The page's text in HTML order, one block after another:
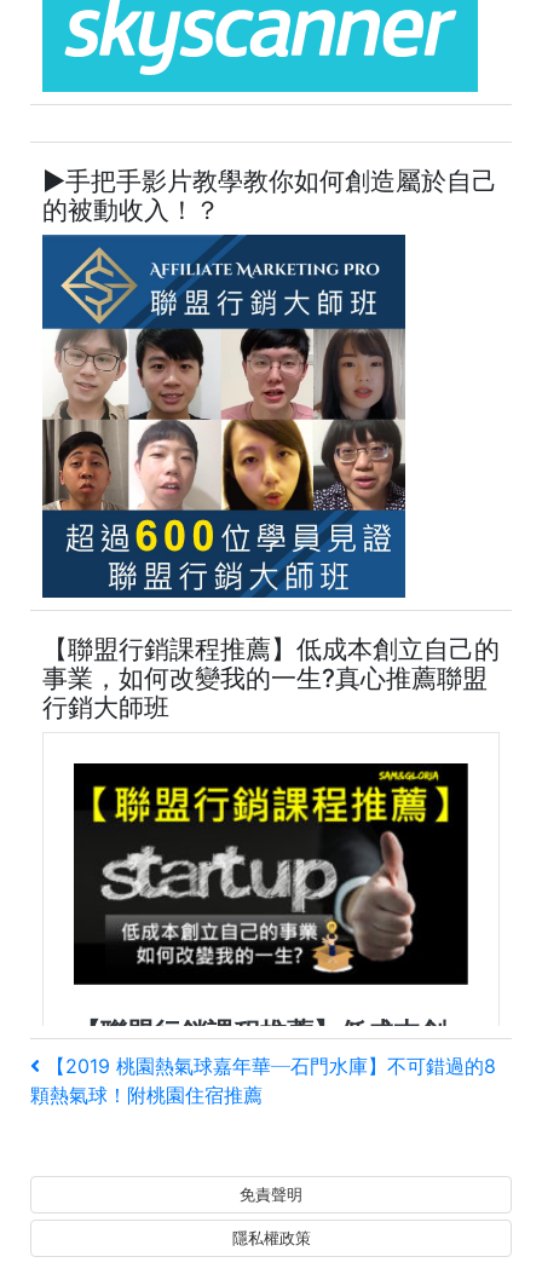
►手把手影片教學教你如何創造屬於自己
的被動收入！？
【聯盟行銷課程推薦】低成本創立自己的
事業，如何改變我的一生?真心推薦聯盟
行銷大師班
文
章
導
覽
上
一
章
【2019 桃園熱氣球嘉年華─石門水庫】不可錯過的8
顆熱氣球！附桃園住宿推薦
免責聲明
隱私權政策